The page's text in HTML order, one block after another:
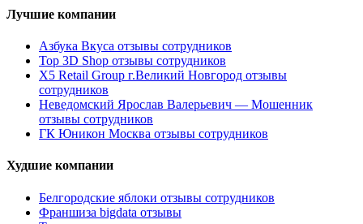
Лучшие компании
Азбука Вкуса отзывы сотрудников
Top 3D Shop отзывы сотрудников
X5 Retail Group г.Великий Новгород отзывы
сотрудников
Неведомский Ярослав Валерьевич — Мошенник
отзывы сотрудников
ГК Юникон Москва отзывы сотрудников
Худшие компании
Белгородские яблоки отзывы сотрудников
Франшиза bigdata отзывы